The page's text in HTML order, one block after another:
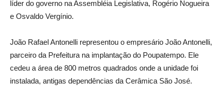
líder do governo na Assembléia Legislativa, Rogério Nogueira
e Osvaldo Vergínio.
João Rafael Antonelli representou o empresário João Antonelli,
parceiro da Prefeitura na implantação do Poupatempo. Ele
cedeu a área de 800 metros quadrados onde a unidade foi
instalada, antigas dependências da Cerâmica São José.